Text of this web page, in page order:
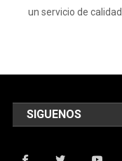
un servicio de calidad
SIGUENOS